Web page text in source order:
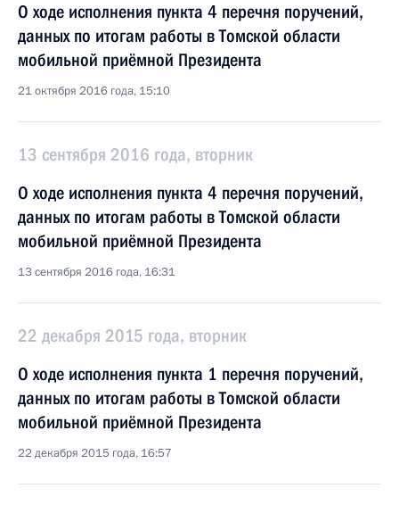
О ходе исполнения пункта 4 перечня поручений,
данных по итогам работы в Томской области
мобильной приёмной Президента
21 октября 2016 года, 15:10
13 сентября 2016 года, вторник
О ходе исполнения пункта 4 перечня поручений,
данных по итогам работы в Томской области
мобильной приёмной Президента
13 сентября 2016 года, 16:31
22 декабря 2015 года, вторник
О ходе исполнения пункта 1 перечня поручений,
данных по итогам работы в Томской области
мобильной приёмной Президента
22 декабря 2015 года, 16:57